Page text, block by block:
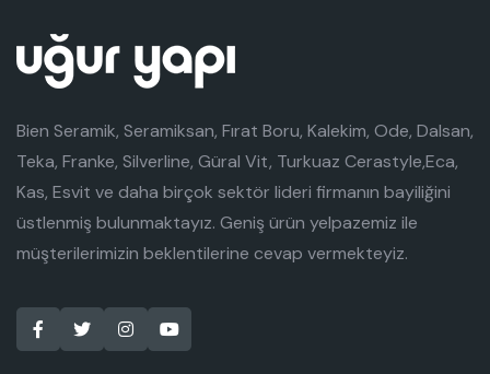
Bien Seramik, Seramiksan, Fırat Boru, Kalekim, Ode, Dalsan,
Teka, Franke, Silverline, Güral Vit, Turkuaz Cerastyle,Eca,
Kas, Esvit ve daha birçok sektör lideri firmanın bayiliğini
üstlenmiş bulunmaktayız. Geniş ürün yelpazemiz ile
müşterilerimizin beklentilerine cevap vermekteyiz.